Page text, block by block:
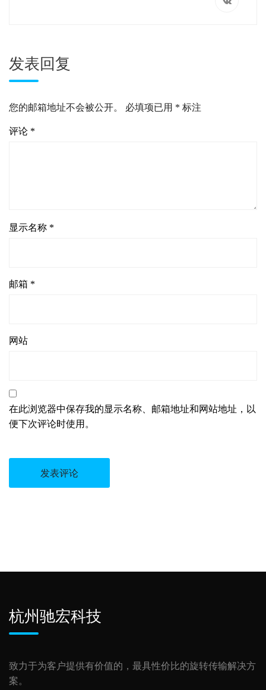
发表回复
您的邮箱地址不会被公开。 必填项已用 * 标注
评论 *
显示名称 *
邮箱 *
网站
在此浏览器中保存我的显示名称、邮箱地址和网站地址，以
便下次评论时使用。
杭州驰宏科技
致力于为客户提供有价值的，最具性价比的旋转传输解决方
案。